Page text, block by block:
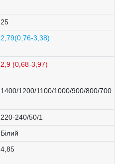
25
2,79(0,76-3,38)
2,9 (0,68-3,97)
1400/1200/1100/1000/900/800/700
220-240/50/1
Білий
4,85